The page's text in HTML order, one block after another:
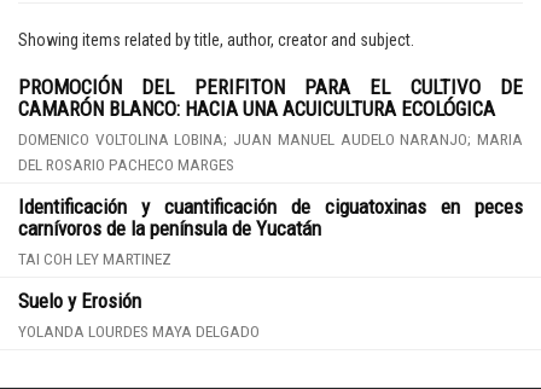
Showing items related by title, author, creator and subject.
PROMOCIÓN DEL PERIFITON PARA EL CULTIVO DE
CAMARÓN BLANCO: HACIA UNA ACUICULTURA ECOLÓGICA
DOMENICO VOLTOLINA LOBINA; JUAN MANUEL AUDELO NARANJO; MARIA
DEL ROSARIO PACHECO MARGES
Identificación y cuantificación de ciguatoxinas en peces
carnívoros de la península de Yucatán
TAI COH LEY MARTINEZ
Suelo y Erosión
YOLANDA LOURDES MAYA DELGADO